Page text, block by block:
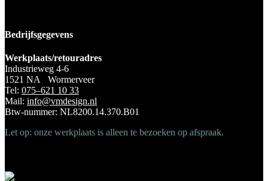
Bedrijfsgegevens
Werkplaats/retouradres
Industrieweg 4-6
1521 NA Wormerveer
Tel: 075–621 10 33
Mail: info@vmdesign.nl
Btw-nummer: NL8200.14.370.B01
Let op: onze werkplaats is alleen te bezoeken op afspraak.